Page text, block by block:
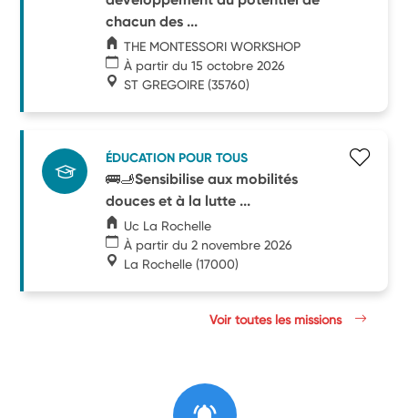
chacun des ...
THE MONTESSORI WORKSHOP
À partir du 15 octobre 2026
ST GREGOIRE (35760)
ÉDUCATION POUR TOUS
🚌🫸Sensibilise aux mobilités
douces et à la lutte ...
Uc La Rochelle
À partir du 2 novembre 2026
La Rochelle (17000)
Voir toutes les missions